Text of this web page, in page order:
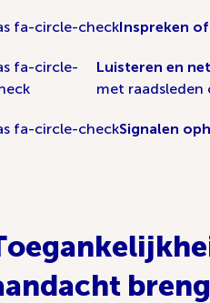
fa-circle-checkInspreken
fa-circle-
Luisteren en
met raadsleden
fa-circle-checkSignalen